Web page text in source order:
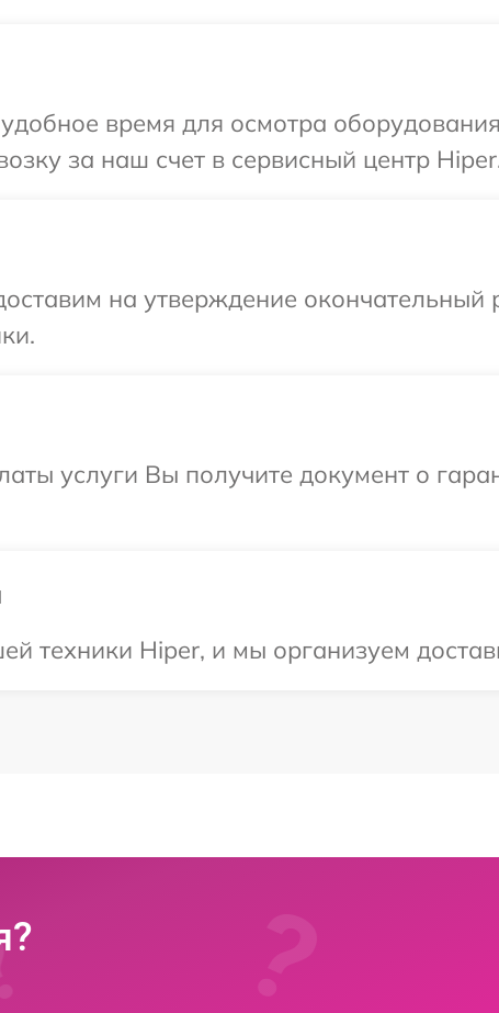
время для осмотра
за наш счет в сервисный центр
на утверждение окончательный
услуги Вы получите документ о
техники Hiper, и мы организуем